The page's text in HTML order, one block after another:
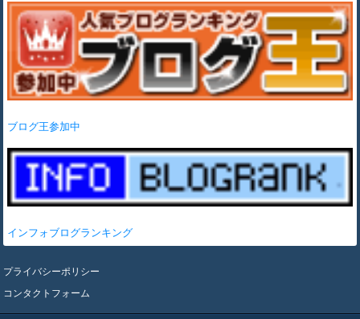
ブログ王参加中
インフォブログランキング
プライバシーポリシー
コンタクトフォーム